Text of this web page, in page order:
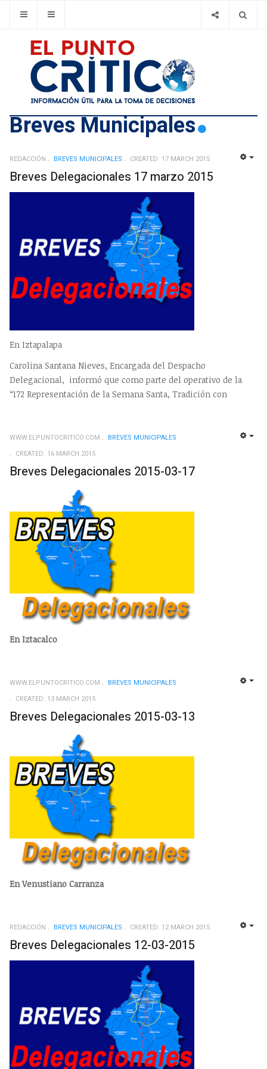
Breves Municipales
REDACCIÓN BREVES MUNICIPALES CREATED: 17 MARCH 2015
Breves Delegacionales 17 marzo 2015
En Iztapalapa
Carolina Santana Nieves, Encargada del Despacho
Delegacional, informó que como parte del operativo de la
“172 Representación de la Semana Santa, Tradición con
WWW.ELPUNTOCRITICO.COM
BREVES MUNICIPALES
CREATED: 16 MARCH 2015
Breves Delegacionales 2015-03-17
En Iztacalco
WWW.ELPUNTOCRITICO.COM
BREVES MUNICIPALES
CREATED: 13 MARCH 2015
Breves Delegacionales 2015-03-13
En Venustiano Carranza
REDACCIÓN BREVES MUNICIPALES CREATED: 12 MARCH 2015
Breves Delegacionales 12-03-2015